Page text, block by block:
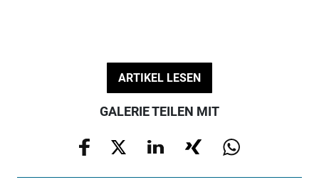
ARTIKEL LESEN
GALERIE TEILEN MIT